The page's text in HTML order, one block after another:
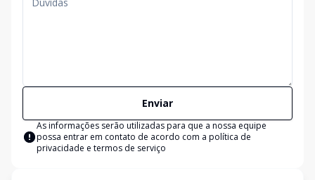
Enviar
As informações serão utilizadas para que a nossa equipe
possa entrar em contato de acordo com a política de
privacidade e termos de serviço